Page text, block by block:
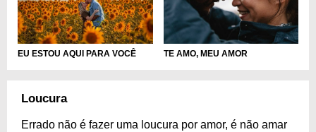
EU ESTOU AQUI PARA VOCÊ TE AMO, MEU AMOR
Loucura
Errado não é fazer uma loucura por amor, é não amar